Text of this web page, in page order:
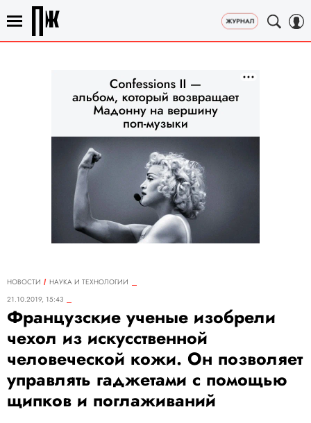
НОВОСТИ
НАУКА И ТЕХНОЛОГИИ
21.10.2019, 15:43
Французские ученые изобрели
чехол из искусственной
человеческой кожи. Он позволяет
управлять гаджетами с помощью
щипков и поглаживаний